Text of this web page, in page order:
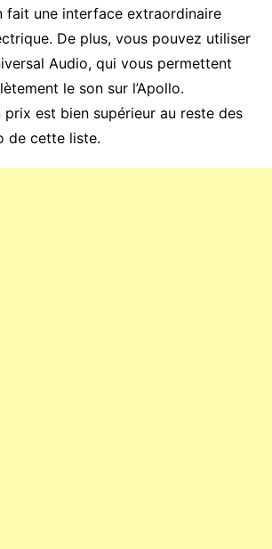
fait une interface extraordinaire
De plus, vous pouvez utiliser
Audio, qui vous permettent
le son sur l’Apollo.
prix est bien supérieur au reste des
de cette liste.